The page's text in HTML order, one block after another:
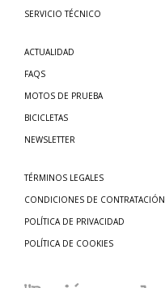
SERVICIO TÉCNICO
ACTUALIDAD
FAQS
MOTOS DE PRUEBA
BICICLETAS
NEWSLETTER
TÉRMINOS LEGALES
CONDICIONES DE CONTRATACIÓN
POLÍTICA DE PRIVACIDAD
POLÍTICA DE COOKIES